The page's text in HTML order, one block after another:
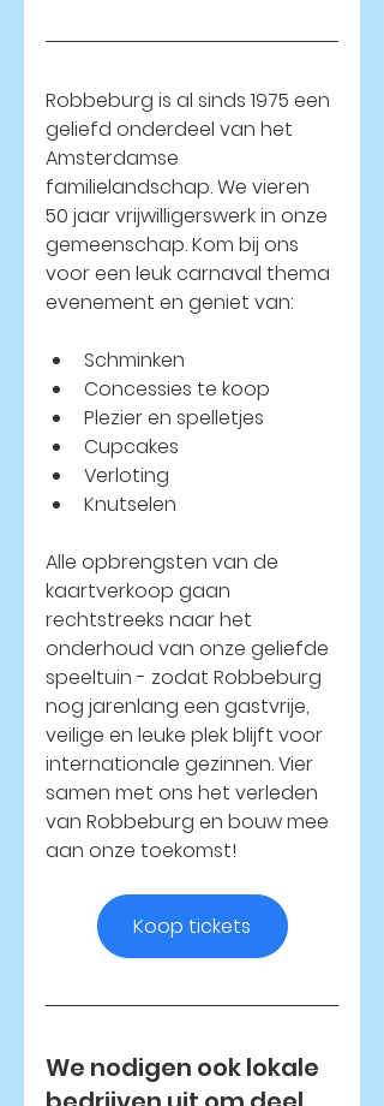
Robbeburg is al sinds 1975 een
geliefd onderdeel van het
Amsterdamse
familielandschap. We vieren
50 jaar vrijwilligerswerk in onze
gemeenschap. Kom bij ons
voor een leuk carnaval thema
evenement en geniet van:
Schminken
Concessies te koop
Plezier en spelletjes
Cupcakes
Verloting
Knutselen
Alle opbrengsten van de
kaartverkoop gaan
rechtstreeks naar het
onderhoud van onze geliefde
speeltuin - zodat Robbeburg
nog jarenlang een gastvrije,
veilige en leuke plek blijft voor
internationale gezinnen. Vier
samen met ons het verleden
van Robbeburg en bouw mee
aan onze toekomst!
Koop tickets
We nodigen ook lokale